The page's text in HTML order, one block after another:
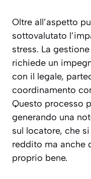
Oltre all’aspetto
sottovalutato
stress. La
richiede un
con il legale,
coordinamento
Questo processo
generando una
sul locatore, che
reddito ma anche
proprio bene.